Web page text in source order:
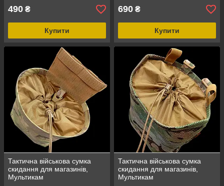
490 ₴
Купити
690 ₴
Купити
Тактична військова сумка
скидання для магазинів,
Мультикам
Тактична військова сумка
скидання для магазинів,
Мультикам